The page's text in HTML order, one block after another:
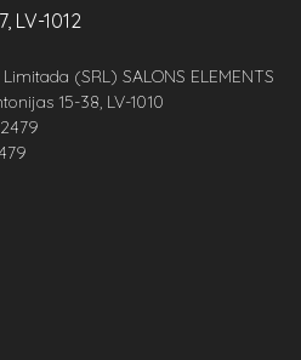
LV-1012
(SRL) SALONS ELEMENTS
15-38, LV-1010